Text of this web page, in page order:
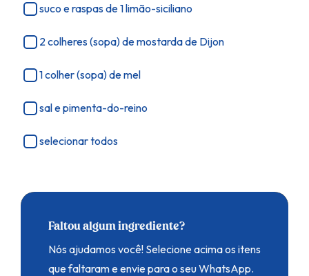
suco e raspas de 1 limão-siciliano
2 colheres (sopa) de mostarda de Dijon
1 colher (sopa) de mel
sal e pimenta-do-reino
selecionar todos
Faltou algum ingrediente?
Nós ajudamos você! Selecione acima os itens
que faltaram e envie para o seu WhatsApp.